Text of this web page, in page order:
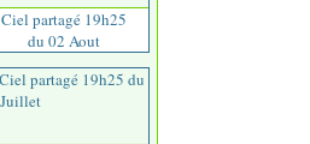
Ciel partagé 19h25
du 02 Aout